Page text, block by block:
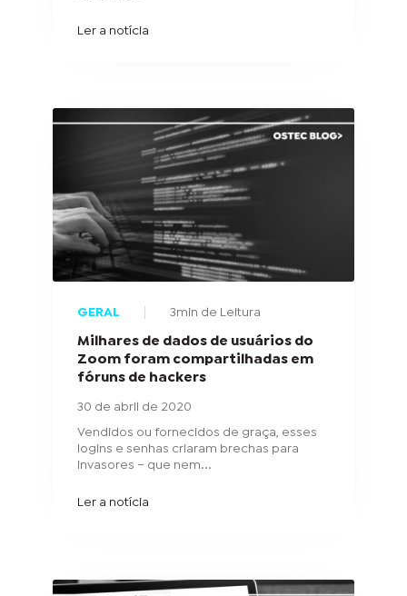
Ler a notícia
GERAL 3min de Leitura
Milhares de dados de usuários do
Zoom foram compartilhadas em
fóruns de hackers
30 de abril de 2020
Vendidos ou fornecidos de graça, esses
logins e senhas criaram brechas para
invasores – que nem...
Ler a notícia